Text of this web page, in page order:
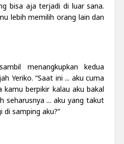
bisa aja terjadi di luar sana.
lebih memilih orang lain dan
menangkupkan kedua
Yeriko. “Saat ini ... aku cuma
kamu berpikir kalau aku bakal
seharusnya ... aku yang takut
di samping aku?”